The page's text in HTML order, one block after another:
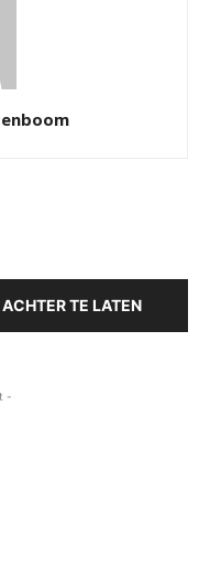
TE LATEN
-